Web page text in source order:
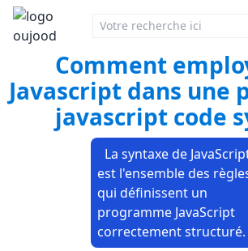
Comment
Javascript dans une
javascript code
La syntaxe de
est l'ensemble des
qui définissent un
programme JavaScript
correctement structuré.